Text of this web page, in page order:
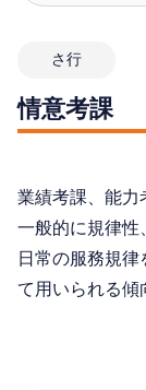
さ行
情意考課
業績考課、能力
一般的に規律性
日常の服務規
て用いられる傾